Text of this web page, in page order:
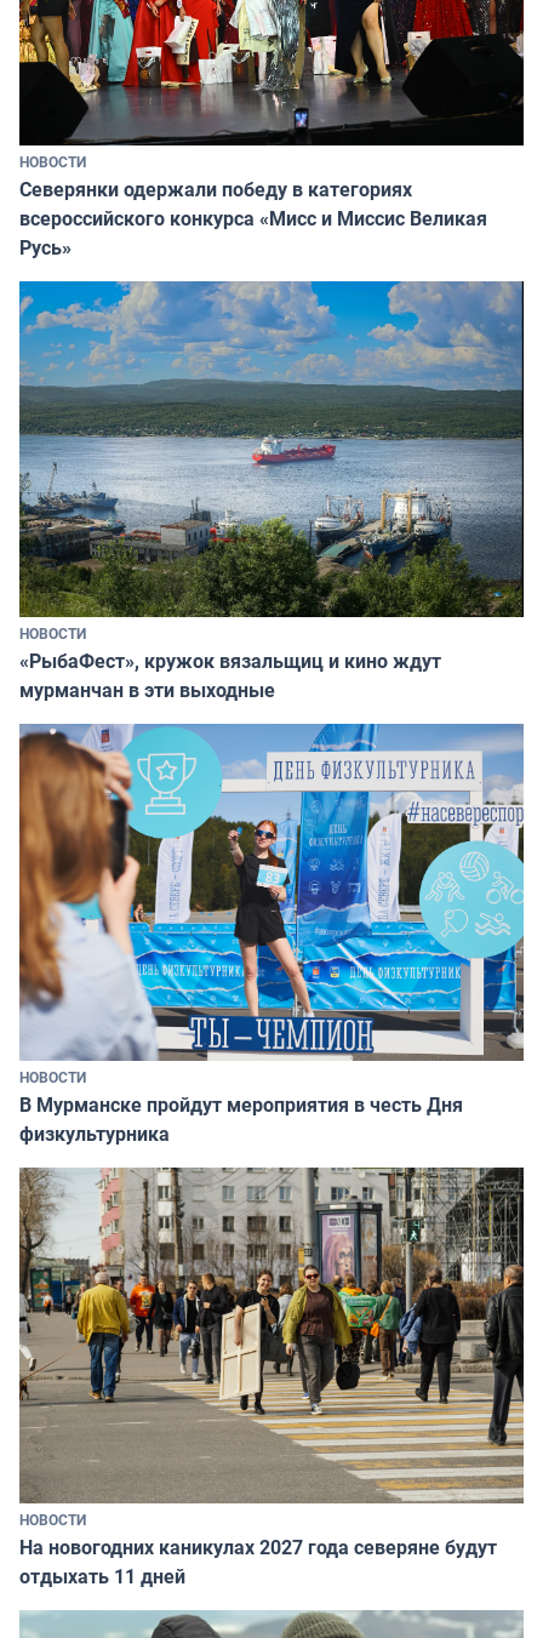
НОВОСТИ
Северянки одержали победу в категориях
всероссийского конкурса «Мисс и Миссис Великая
Русь»
НОВОСТИ
«РыбаФест», кружок вязальщиц и кино ждут
мурманчан в эти выходные
НОВОСТИ
В Мурманске пройдут мероприятия в честь Дня
физкультурника
НОВОСТИ
На новогодних каникулах 2027 года северяне будут
отдыхать 11 дней